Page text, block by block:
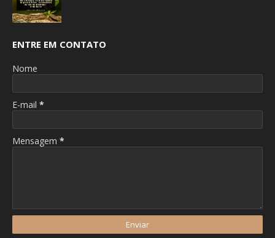
ENTRE EM CONTATO
Nome
E-mail *
Mensagem *